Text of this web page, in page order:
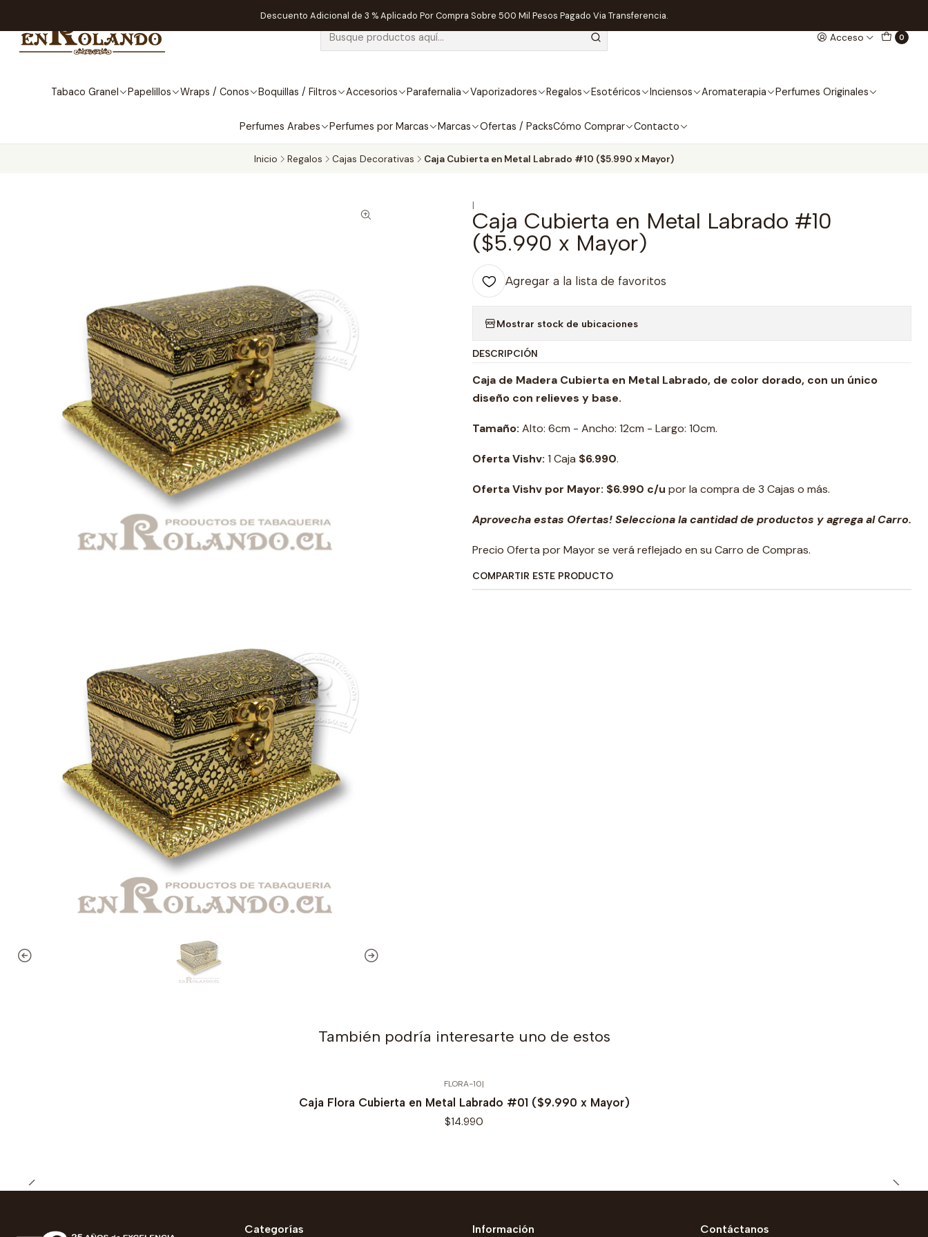
Acceso 0
Tabaco Granel Papelillos Wraps / Conos Boquillas / Filtros Accesorios Parafernalia Vaporizadores Regalos Esotéricos Inciensos Aromaterapia Perfumes Originales
Perfumes Arabes Perfumes por Marcas Marcas Ofertas / PacksCómo Comprar Contacto
Descuento Adicional de 3 % Aplicado Por Compra Sobre 500 Mil Pesos Pagado Via Transferencia.
Inicio Regalos Cajas Decorativas Caja Cubierta en Metal Labrado #10 ($5.990 x Mayor)
|
Caja Cubierta en Metal Labrado #10
($5.990 x Mayor)
Agregar a la lista de favoritos
Mostrar stock de ubicaciones
DESCRIPCIÓN
Caja de Madera Cubierta en Metal Labrado, de color dorado, con un único
diseño con relieves y base.
Tamaño: Alto: 6cm - Ancho: 12cm - Largo: 10cm.
Oferta Vishv: 1 Caja $6.990.
Oferta Vishv por Mayor: $6.990 c/u por la compra de 3 Cajas o más.
Aprovecha estas Ofertas! Selecciona la cantidad de productos y agrega al Carro.
Precio Oferta por Mayor se verá reflejado en su Carro de Compras.
COMPARTIR ESTE PRODUCTO
También podría interesarte uno de estos
FLORA-10|
Caja Flora Cubierta en Metal Labrado #01 ($9.990 x Mayor)
$14.990
Categorías Información Contáctanos